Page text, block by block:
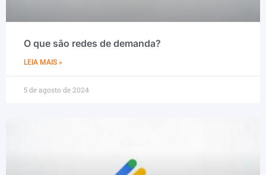
O que são redes de demanda?
LEIA MAIS »
5 de agosto de 2024